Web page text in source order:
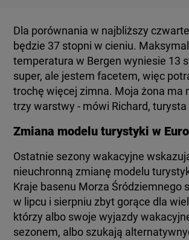
Dla porównania w najbliższy
będzie 37 stopni w cieniu.
temperatura w Bergen wyniesie 13
super, ale jestem facetem, więc
trochę więcej zimna. Moja żona ma
trzy warstwy - mówi Richard, turysta
Zmiana modelu turystyki w
Ostatnie sezony wakacyjne
nieuchronną zmianę modelu
Kraje basenu Morza Śródziemnego
w lipcu i sierpniu zbyt gorące dla
którzy albo swoje wyjazdy
sezonem, albo szukają